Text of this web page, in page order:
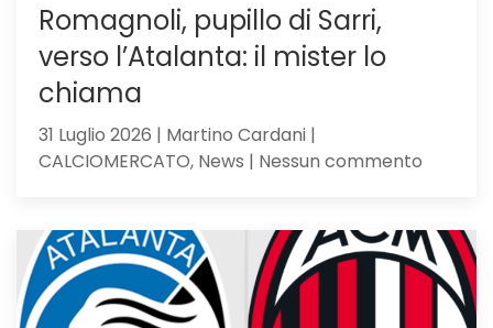
Romagnoli, pupillo di Sarri,
verso l’Atalanta: il mister lo
chiama
31 Luglio 2026 | Martino Cardani |
CALCIOMERCATO, News | Nessun commento
di
Sarri,
verso